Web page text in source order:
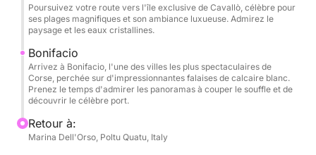
port impressionnant et son patrimoine historique en
font une destination emblématique de la
Tout au long de cette expérience, vous pourrez vous
détendre à bord en savourant des boissons sans
alcool, des en-cas et une bouteille de vin, et
explorer les eaux cristallines à bord du Seabob pour
une expérience nautique ludique et unique.
Poursuivez votre route vers l'île exclusive de Cavallò, célèbre pour
ses plages magnifiques et son ambiance luxueuse. Admirez le
paysage et les eaux cristallines.
Bonifacio
Arrivez à Bonifacio, l'une des villes les plus spectaculaires de
Corse, perchée sur d'impressionnantes falaises de calcaire blanc.
Prenez le temps d'admirer les panoramas à couper le souffle et de
découvrir le célèbre port.
Retour à:
Marina Dell'Orso, Poltu Quatu, Italy